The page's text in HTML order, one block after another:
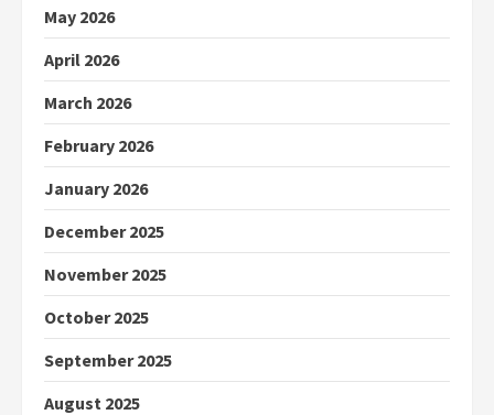
May 2026
April 2026
March 2026
February 2026
January 2026
December 2025
November 2025
October 2025
September 2025
August 2025